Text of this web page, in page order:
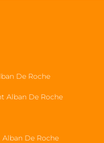
De Roche
Alban De Roche
De Roche